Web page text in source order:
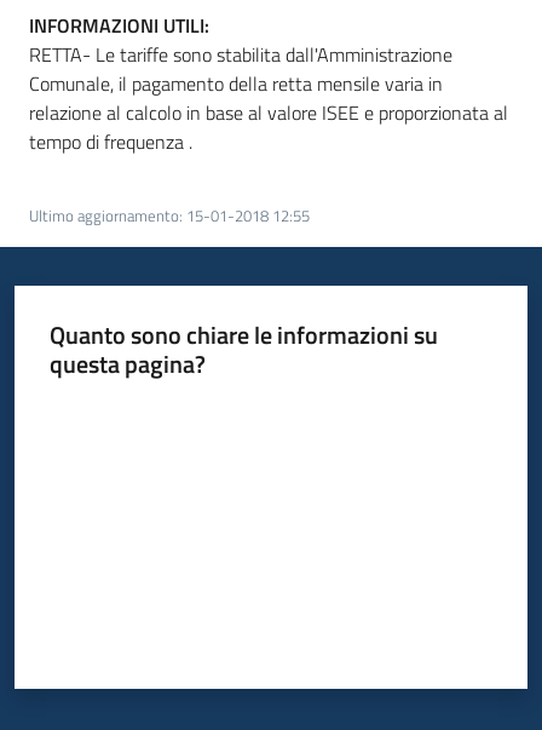
INFORMAZIONI UTILI:
RETTA- Le tariffe sono stabilita dall'Amministrazione
Comunale, il pagamento della retta mensile varia in
relazione al calcolo in base al valore ISEE e proporzionata al
tempo di frequenza .
Ultimo aggiornamento: 15-01-2018 12:55
Quanto sono chiare le informazioni su
questa pagina?